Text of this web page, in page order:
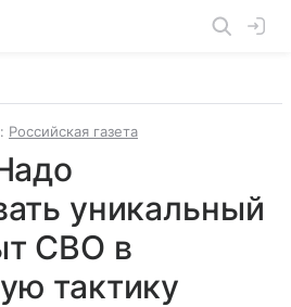
Российская газета
уникальный
СВО в
тактику